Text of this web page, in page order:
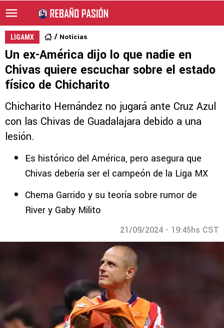
LIGAMX Noticias
Un ex-América dijo lo que nadie en
Chivas quiere escuchar sobre el estado
físico de Chicharito
Chicharito Hernández no jugará ante Cruz Azul
con las Chivas de Guadalajara debido a una
lesión.
Es histórico del América, pero asegura que
Chivas debería ser el campeón de la Liga MX
Chema Garrido y su teoría sobre rumor de
River y Gaby Milito
21/09/2024 - 19:45hs CST